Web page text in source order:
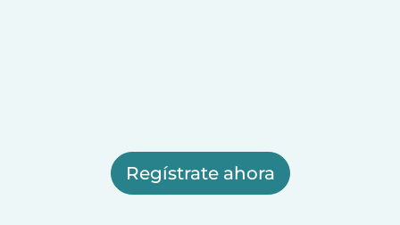
Regístrate ahora